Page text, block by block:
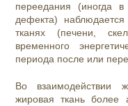
переедания (иногда в
дефекта)
тканях (печени,
временного
периода после или
Во взаимодействии
жировая ткань более